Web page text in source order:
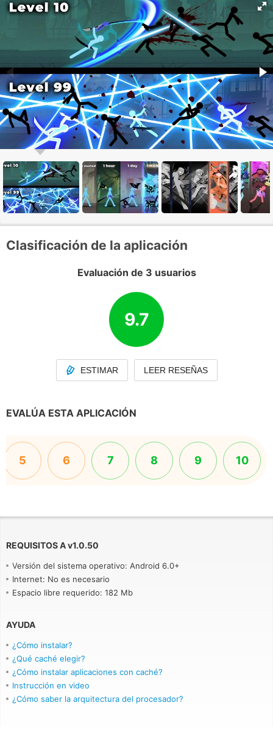
Clasificación de la aplicación
Evaluación de 3 usuarios
9.7
ESTIMAR LEER RESEÑAS
EVALÚA ESTA APLICACIÓN
5 6 7 8 9 10
REQUISITOS Av1.0.50
Versión del sistema operativo: Android 6.0+
Internet: No es necesario
Espacio libre requerido: 182 Mb
AYUDA
¿Cómo instalar?
¿Qué caché elegir?
¿Cómo instalar aplicaciones con caché?
Instrucción en video
¿Cómo saber la arquitectura del procesador?